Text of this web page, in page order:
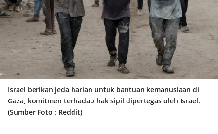
Israel berikan jeda harian untuk bantuan kemanusiaan di
Gaza, komitmen terhadap hak sipil dipertegas oleh Israel.
(Sumber Foto : Reddit)